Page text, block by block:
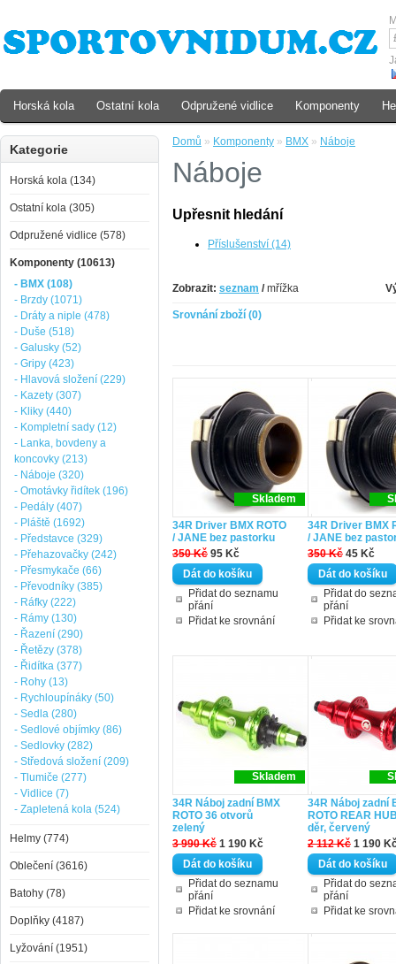
Domů » Komponenty » BMX » Náboje
Náboje
Upřesnit hledání
Příslušenství (14)
Zobrazit: seznam /mřížka
Srovnání zboží (0)
Skladem
34R Driver BMX ROTO
/ JANE bez pastorku
350 Kč 95 Kč
Přidat do seznamu
přání
Přidat ke srovnání
34R Driver BMX
/ JANE bez
350 Kč 45 Kč
Přidat do
přání
Přidat ke
Skladem
34R Náboj zadní BMX
ROTO 36 otvorů
zelený
3 990 Kč 1 190 Kč
Přidat do seznamu
přání
Přidat ke srovnání
34R Náboj zadní
ROTO REAR
děr, červený
2 112 Kč 1 190
Přidat do
přání
Přidat ke
Kategorie
Horská kola (134)
Ostatní kola (305)
Odpružené vidlice (578)
Komponenty (10613)
- BMX (108)
- Brzdy (1071)
- Dráty a niple (478)
- Duše (518)
- Galusky (52)
- Gripy (423)
- Hlavová složení (229)
- Kazety (307)
- Kliky (440)
- Kompletní sady (12)
- Lanka, bovdeny a
koncovky (213)
- Náboje (320)
- Omotávky řidítek (196)
- Pedály (407)
- Pláště (1692)
- Představce (329)
- Přehazovačky (242)
- Přesmykače (66)
- Převodníky (385)
- Ráfky (222)
- Rámy (130)
- Řazení (290)
- Řetězy (378)
- Řidítka (377)
- Rohy (13)
- Rychloupínáky (50)
- Sedla (280)
- Sedlové objímky (86)
- Sedlovky (282)
- Středová složení (209)
- Tlumiče (277)
- Vidlice (7)
- Zapletená kola (524)
Helmy (774)
Oblečení (3616)
Batohy (78)
Doplňky (4187)
Lyžování (1951)
Horská kola Ostatní kola Odpružené vidlice Komponenty